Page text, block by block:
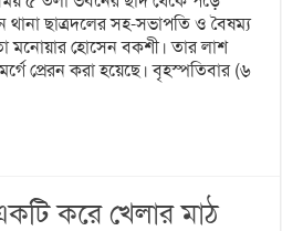
ছাত্রদলের সহ-সভাপতি ও বৈষম্য
মনোয়ার হোসেন বকশী। তার লাশ
প্রেরন করা হয়েছে। বৃহস্পতিবার (৬
করে খেলার মাঠ